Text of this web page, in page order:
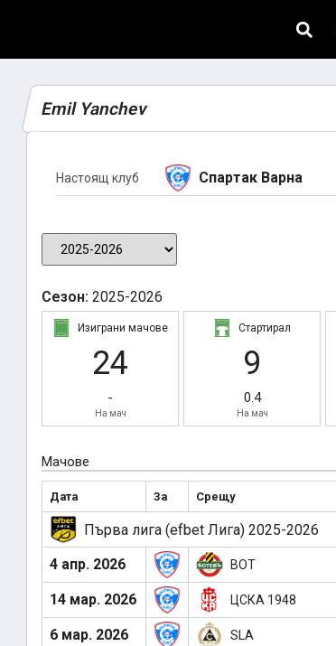
Emil Yanchev
Настоящ клуб Спартак Варна
Сезон: 2025-2026
Изиграни мачове
24
-
На мач
Стартирал
9
0.4
На мач
Мачове
Дата За Срещу
Първа лига (efbet Лига) 2025-2026
4 апр. 2026 BOT
14 мар. 2026 ЦСКА 1948
6 мар. 2026 SLA